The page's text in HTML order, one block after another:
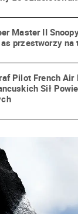
Master II
przestworzy
Pilot French Air
Sił